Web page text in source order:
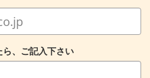
、ご記入下さい